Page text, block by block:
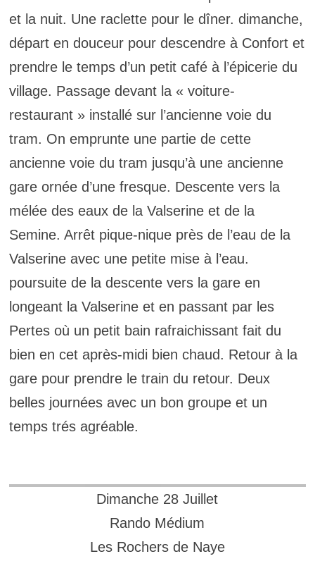
et la nuit. Une raclette pour le dîner. dimanche,
départ en douceur pour descendre à Confort et
prendre le temps d’un petit café à l’épicerie du
village. Passage devant la « voiture-
restaurant » installé sur l’ancienne voie du
tram. On emprunte une partie de cette
ancienne voie du tram jusqu’à une ancienne
gare ornée d’une fresque. Descente vers la
mélée des eaux de la Valserine et de la
Semine. Arrêt pique-nique près de l’eau de la
Valserine avec une petite mise à l’eau.
poursuite de la descente vers la gare en
longeant la Valserine et en passant par les
Pertes où un petit bain rafraichissant fait du
bien en cet après-midi bien chaud. Retour à la
gare pour prendre le train du retour. Deux
belles journées avec un bon groupe et un
temps trés agréable.
Dimanche 28 Juillet
Rando Médium
Les Rochers de Naye